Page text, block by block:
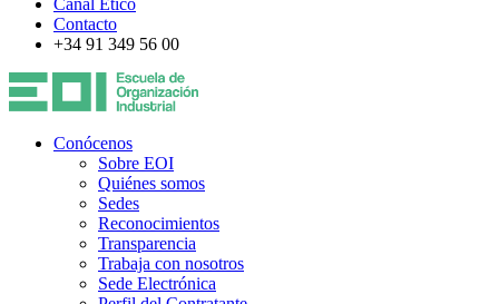
Canal Ético
Contacto
+34 91 349 56 00
Conócenos
Sobre EOI
Quiénes somos
Sedes
Reconocimientos
Transparencia
Trabaja con nosotros
Sede Electrónica